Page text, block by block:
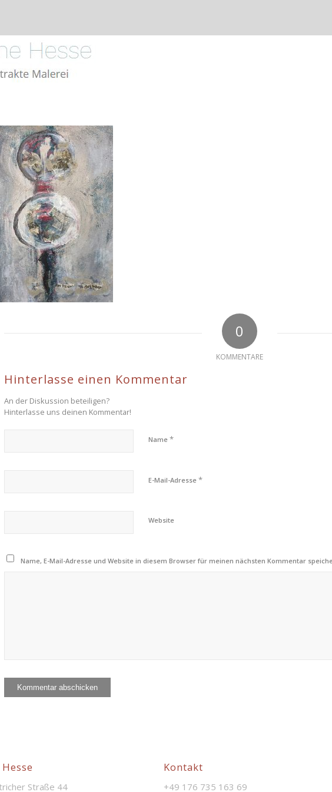
0
KOMMENTARE
Hinterlasse einen Kommentar
An der Diskussion beteiligen?
Hinterlasse uns deinen Kommentar!
Name *
E-Mail-Adresse *
Website
Name, E-Mail-Adresse und Website in diesem Browser für meinen nächsten Kommentar
Straße 44
Kontakt
+49 176 735 163 69